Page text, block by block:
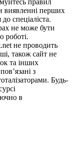
виявленні перших
спеціаліста.
не може бути
роботі.
не проводить
також сайт не
та інших
з
Будь-
в